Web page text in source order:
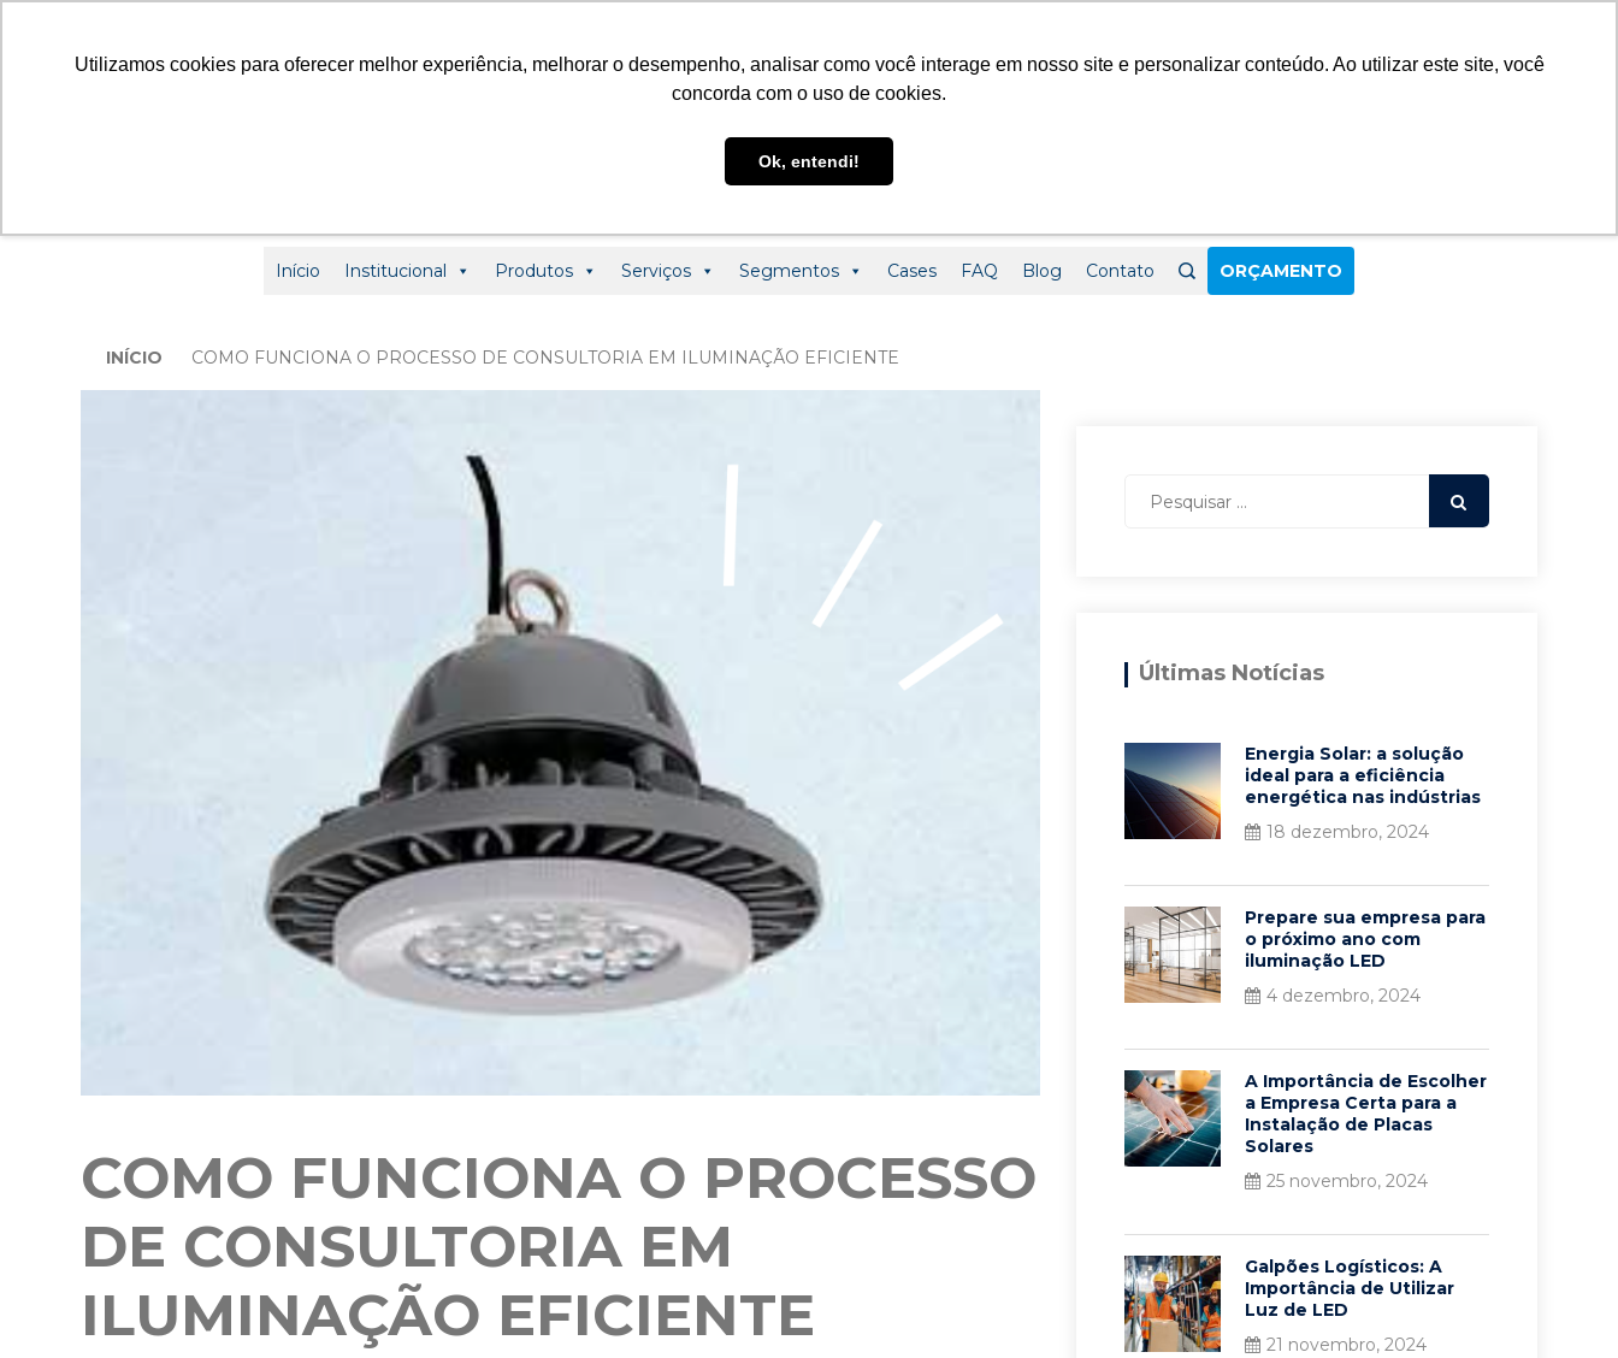
Utilizamos cookies para oferecer melhor experiência, melhorar o desempenho, analisar como você interage em nosso site e personalizar conteúdo. Ao utilizar este site, você
concorda com o uso de cookies.
Ok, entendi!
Início Institucional Produtos Serviços Segmentos Cases FAQ Blog Contato ORÇAMENTO
INÍCIO COMO FUNCIONA O PROCESSO DE CONSULTORIA EM ILUMINAÇÃO EFICIENTE
COMO FUNCIONA O PROCESSO
DE CONSULTORIA EM
ILUMINAÇÃO EFICIENTE
Últimas Notícias
Energia Solar: a solução
ideal para a eficiência
energética nas indústrias
18 dezembro, 2024
Prepare sua empresa para
o próximo ano com
iluminação LED
4 dezembro, 2024
A Importância de Escolher
a Empresa Certa para a
Instalação de Placas
Solares
25 novembro, 2024
Galpões Logísticos: A
Importância de Utilizar
Luz de LED
21 novembro, 2024